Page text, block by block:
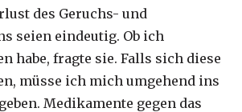
des Geruchs- und
seien eindeutig. Ob ich
habe, fragte sie. Falls sich diese
müsse ich mich umgehend ins
Medikamente gegen das